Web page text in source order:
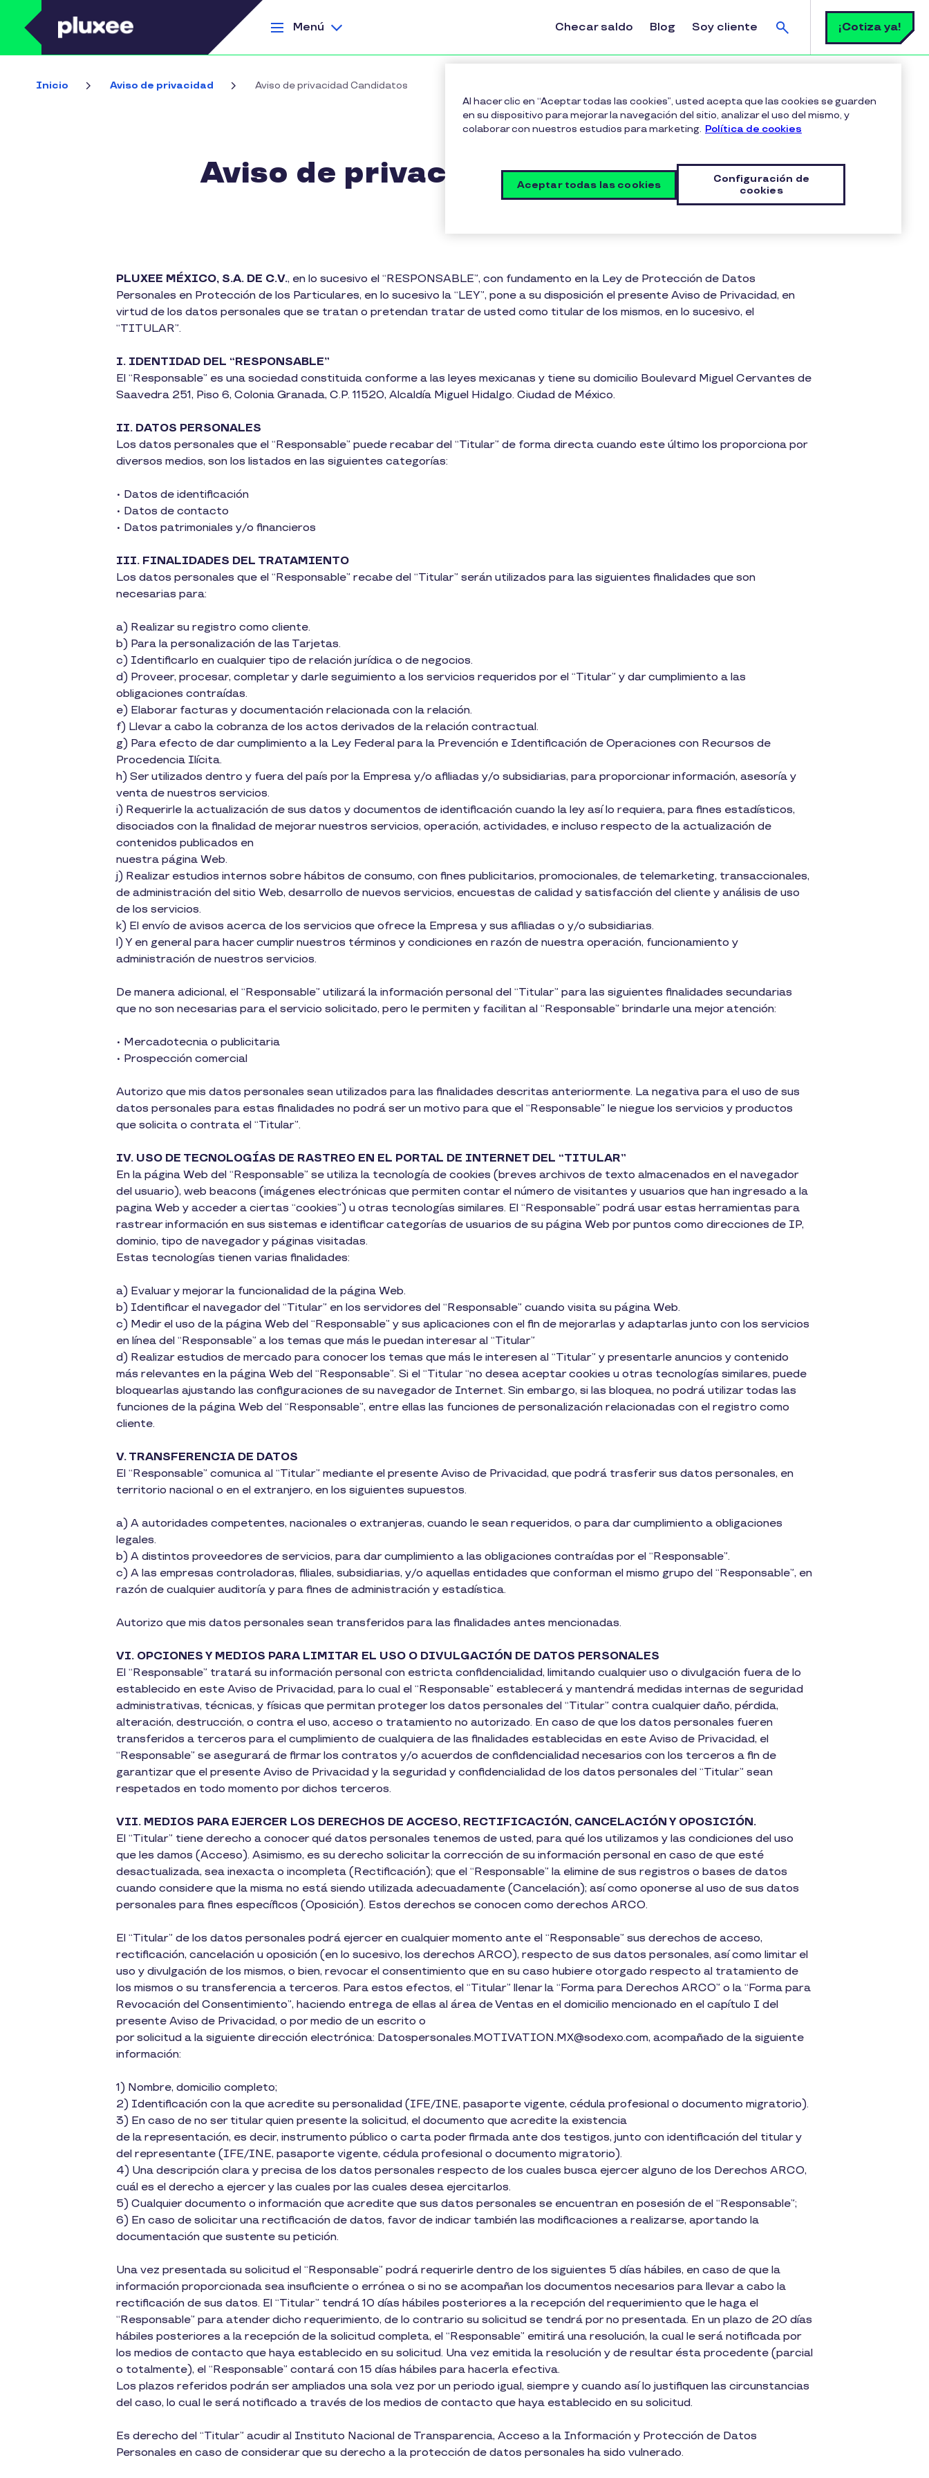
Pasar al contenido principal
Menú
Checar saldo Blog Soy cliente
Buscar
¡Cotiza ya!
Inicio Aviso de privacidad Aviso de privacidad Candidatos
Aviso de privacidad - Candidatos
PLUXEE MÉXICO, S.A. DE C.V., en lo sucesivo el “RESPONSABLE”, con fundamento en la Ley de Protección de Datos
Personales en Protección de los Particulares, en lo sucesivo la “LEY”, pone a su disposición el presente Aviso de Privacidad, en
virtud de los datos personales que se tratan o pretendan tratar de usted como titular de los mismos, en lo sucesivo, el
“TITULAR”.
I. IDENTIDAD DEL “RESPONSABLE”
El “Responsable” es una sociedad constituida conforme a las leyes mexicanas y tiene su domicilio Boulevard Miguel Cervantes de
Saavedra 251, Piso 6, Colonia Granada, C.P. 11520, Alcaldía Miguel Hidalgo. Ciudad de México.
II. DATOS PERSONALES
Los datos personales que el “Responsable” puede recabar del “Titular” de forma directa cuando este último los proporciona por
diversos medios, son los listados en las siguientes categorías:
• Datos de identificación
• Datos de contacto
• Datos patrimoniales y/o financieros
III. FINALIDADES DEL TRATAMIENTO
Los datos personales que el “Responsable” recabe del “Titular” serán utilizados para las siguientes finalidades que son
necesarias para:
a) Realizar su registro como cliente.
b) Para la personalización de las Tarjetas.
c) Identificarlo en cualquier tipo de relación jurídica o de negocios.
d) Proveer, procesar, completar y darle seguimiento a los servicios requeridos por el “Titular” y dar cumplimiento a las
obligaciones contraídas.
e) Elaborar facturas y documentación relacionada con la relación.
f) Llevar a cabo la cobranza de los actos derivados de la relación contractual.
g) Para efecto de dar cumplimiento a la Ley Federal para la Prevención e Identificación de Operaciones con Recursos de
Procedencia Ilícita.
h) Ser utilizados dentro y fuera del país por la Empresa y/o afiliadas y/o subsidiarias, para proporcionar información, asesoría y
venta de nuestros servicios.
i) Requerirle la actualización de sus datos y documentos de identificación cuando la ley así lo requiera, para fines estadísticos,
disociados con la finalidad de mejorar nuestros servicios, operación, actividades, e incluso respecto de la actualización de
contenidos publicados en
nuestra página Web.
j) Realizar estudios internos sobre hábitos de consumo, con fines publicitarios, promocionales, de telemarketing, transaccionales,
de administración del sitio Web, desarrollo de nuevos servicios, encuestas de calidad y satisfacción del cliente y análisis de uso
de los servicios.
k) El envío de avisos acerca de los servicios que ofrece la Empresa y sus afiliadas o y/o subsidiarias.
l) Y en general para hacer cumplir nuestros términos y condiciones en razón de nuestra operación, funcionamiento y
administración de nuestros servicios.
De manera adicional, el “Responsable” utilizará la información personal del “Titular” para las siguientes finalidades secundarias
que no son necesarias para el servicio solicitado, pero le permiten y facilitan al “Responsable” brindarle una mejor atención:
• Mercadotecnia o publicitaria
• Prospección comercial
Autorizo que mis datos personales sean utilizados para las finalidades descritas anteriormente. La negativa para el uso de sus
datos personales para estas finalidades no podrá ser un motivo para que el “Responsable” le niegue los servicios y productos
que solicita o contrata el “Titular”.
IV. USO DE TECNOLOGÍAS DE RASTREO EN EL PORTAL DE INTERNET DEL “TITULAR”
En la página Web del “Responsable” se utiliza la tecnología de cookies (breves archivos de texto almacenados en el navegador
del usuario), web beacons (imágenes electrónicas que permiten contar el número de visitantes y usuarios que han ingresado a la
pagina Web y acceder a ciertas “cookies”) u otras tecnologías similares. El “Responsable” podrá usar estas herramientas para
rastrear información en sus sistemas e identificar categorías de usuarios de su página Web por puntos como direcciones de IP,
dominio, tipo de navegador y páginas visitadas.
Estas tecnologías tienen varias finalidades:
a) Evaluar y mejorar la funcionalidad de la página Web.
b) Identificar el navegador del “Titular” en los servidores del “Responsable” cuando visita su página Web.
c) Medir el uso de la página Web del “Responsable” y sus aplicaciones con el fin de mejorarlas y adaptarlas junto con los servicios
en línea del “Responsable” a los temas que más le puedan interesar al “Titular”
d) Realizar estudios de mercado para conocer los temas que más le interesen al “Titular” y presentarle anuncios y contenido
más relevantes en la página Web del “Responsable”. Si el “Titular “no desea aceptar cookies u otras tecnologías similares, puede
bloquearlas ajustando las configuraciones de su navegador de Internet. Sin embargo, si las bloquea, no podrá utilizar todas las
funciones de la página Web del “Responsable”, entre ellas las funciones de personalización relacionadas con el registro como
cliente.
V. TRANSFERENCIA DE DATOS
El “Responsable” comunica al “Titular” mediante el presente Aviso de Privacidad, que podrá trasferir sus datos personales, en
territorio nacional o en el extranjero, en los siguientes supuestos.
a) A autoridades competentes, nacionales o extranjeras, cuando le sean requeridos, o para dar cumplimiento a obligaciones
legales.
b) A distintos proveedores de servicios, para dar cumplimiento a las obligaciones contraídas por el “Responsable”.
c) A las empresas controladoras, filiales, subsidiarias, y/o aquellas entidades que conforman el mismo grupo del “Responsable”, en
razón de cualquier auditoría y para fines de administración y estadística.
Autorizo que mis datos personales sean transferidos para las finalidades antes mencionadas.
VI. OPCIONES Y MEDIOS PARA LIMITAR EL USO O DIVULGACIÓN DE DATOS PERSONALES
El “Responsable” tratará su información personal con estricta confidencialidad, limitando cualquier uso o divulgación fuera de lo
establecido en este Aviso de Privacidad, para lo cual el “Responsable” establecerá y mantendrá medidas internas de seguridad
administrativas, técnicas, y físicas que permitan proteger los datos personales del “Titular” contra cualquier daño, pérdida,
alteración, destrucción, o contra el uso, acceso o tratamiento no autorizado. En caso de que los datos personales fueren
transferidos a terceros para el cumplimiento de cualquiera de las finalidades establecidas en este Aviso de Privacidad, el
“Responsable” se asegurará de firmar los contratos y/o acuerdos de confidencialidad necesarios con los terceros a fin de
garantizar que el presente Aviso de Privacidad y la seguridad y confidencialidad de los datos personales del “Titular” sean
respetados en todo momento por dichos terceros.
VII. MEDIOS PARA EJERCER LOS DERECHOS DE ACCESO, RECTIFICACIÓN, CANCELACIÓN Y OPOSICIÓN.
El “Titular” tiene derecho a conocer qué datos personales tenemos de usted, para qué los utilizamos y las condiciones del uso
que les damos (Acceso). Asimismo, es su derecho solicitar la corrección de su información personal en caso de que esté
desactualizada, sea inexacta o incompleta (Rectificación); que el “Responsable” la elimine de sus registros o bases de datos
cuando considere que la misma no está siendo utilizada adecuadamente (Cancelación); así como oponerse al uso de sus datos
personales para fines específicos (Oposición). Estos derechos se conocen como derechos ARCO.
El “Titular” de los datos personales podrá ejercer en cualquier momento ante el “Responsable” sus derechos de acceso,
rectificación, cancelación u oposición (en lo sucesivo, los derechos ARCO), respecto de sus datos personales, así como limitar el
uso y divulgación de los mismos, o bien, revocar el consentimiento que en su caso hubiere otorgado respecto al tratamiento de
los mismos o su transferencia a terceros. Para estos efectos, el “Titular” llenar la “Forma para Derechos ARCO” o la “Forma para
Revocación del Consentimiento”, haciendo entrega de ellas al área de Ventas en el domicilio mencionado en el capítulo I del
presente Aviso de Privacidad, o por medio de un escrito o
por solicitud a la siguiente dirección electrónica: Datospersonales.MOTIVATION.MX@sodexo.com, acompañado de la siguiente
información:
1) Nombre, domicilio completo;
2) Identificación con la que acredite su personalidad (IFE/INE, pasaporte vigente, cédula profesional o documento migratorio).
3) En caso de no ser titular quien presente la solicitud, el documento que acredite la existencia
de la representación, es decir, instrumento público o carta poder firmada ante dos testigos, junto con identificación del titular y
del representante (IFE/INE, pasaporte vigente, cédula profesional o documento migratorio).
4) Una descripción clara y precisa de los datos personales respecto de los cuales busca ejercer alguno de los Derechos ARCO,
cuál es el derecho a ejercer y las cuales por las cuales desea ejercitarlos.
5) Cualquier documento o información que acredite que sus datos personales se encuentran en posesión de el “Responsable”;
6) En caso de solicitar una rectificación de datos, favor de indicar también las modificaciones a realizarse, aportando la
documentación que sustente su petición.
Una vez presentada su solicitud el “Responsable” podrá requerirle dentro de los siguientes 5 días hábiles, en caso de que la
información proporcionada sea insuficiente o errónea o si no se acompañan los documentos necesarios para llevar a cabo la
rectificación de sus datos. El “Titular” tendrá 10 días hábiles posteriores a la recepción del requerimiento que le haga el
“Responsable” para atender dicho requerimiento, de lo contrario su solicitud se tendrá por no presentada. En un plazo de 20 días
hábiles posteriores a la recepción de la solicitud completa, el “Responsable” emitirá una resolución, la cual le será notificada por
los medios de contacto que haya establecido en su solicitud. Una vez emitida la resolución y de resultar ésta procedente (parcial
o totalmente), el “Responsable” contará con 15 días hábiles para hacerla efectiva.
Los plazos referidos podrán ser ampliados una sola vez por un periodo igual, siempre y cuando así lo justifiquen las circunstancias
del caso, lo cual le será notificado a través de los medios de contacto que haya establecido en su solicitud.
Es derecho del “Titular” acudir al Instituto Nacional de Transparencia, Acceso a la Información y Protección de Datos
Personales en caso de considerar que su derecho a la protección de datos personales ha sido vulnerado.
Al hacer clic en “Aceptar todas las cookies”, usted acepta que las cookies se guarden
en su dispositivo para mejorar la navegación del sitio, analizar el uso del mismo, y
colaborar con nuestros estudios para marketing. Política de cookies
Configuración de
cookies
Aceptar todas las cookies